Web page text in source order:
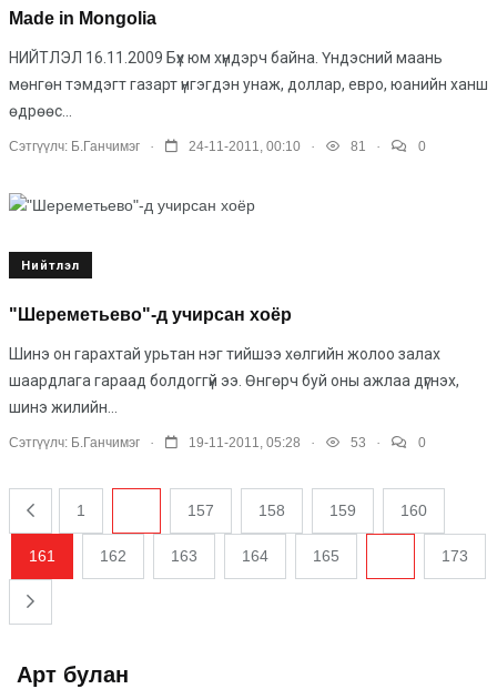
Made in Mongolia
НИЙТЛЭЛ 16.11.2009 Бүх юм хүндэрч байна. Үндэсний маань
мөнгөн тэмдэгт газарт үнгэгдэн унаж, доллар, евро, юанийн ханш
өдрөөс...
Сэтгүүлч: Б.Ганчимэг . 24-11-2011, 00:10 . 81 . 0
Нийтлэл
"Шереметьево"-д учирсан хоёр
Шинэ он гарахтай урьтан нэг тий­шээ хөлгийн жолоо залах
шаардлага гараад болдоггүй ээ. Өнгөрч буй оны аж­лаа дүгнэх,
шинэ жилийн...
Сэтгүүлч: Б.Ганчимэг . 19-11-2011, 05:28 . 53 . 0
1 157 158 159 160
161 162 163 164 165 173
Арт булан